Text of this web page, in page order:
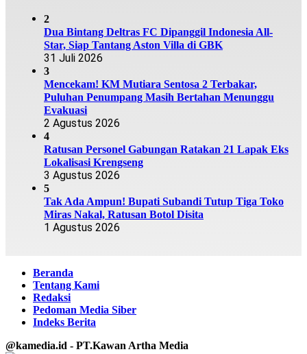
2
Dua Bintang Deltras FC Dipanggil Indonesia All-
Star, Siap Tantang Aston Villa di GBK
31 Juli 2026
3
Mencekam! KM Mutiara Sentosa 2 Terbakar,
Puluhan Penumpang Masih Bertahan Menunggu
Evakuasi
2 Agustus 2026
4
Ratusan Personel Gabungan Ratakan 21 Lapak Eks
Lokalisasi Krengseng
3 Agustus 2026
5
Tak Ada Ampun! Bupati Subandi Tutup Tiga Toko
Miras Nakal, Ratusan Botol Disita
1 Agustus 2026
Beranda
Tentang Kami
Redaksi
Pedoman Media Siber
Indeks Berita
@kamedia.id - PT.Kawan Artha Media